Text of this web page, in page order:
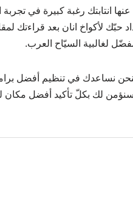
انتابتك رغبة كبيرة في تجربة
لأكواخ انان بعد قراءتك
لغالبية السيّاح العرب.
نساعدك في تنظيم أفضل
لك بكلّ تأكيد أفضل مكان